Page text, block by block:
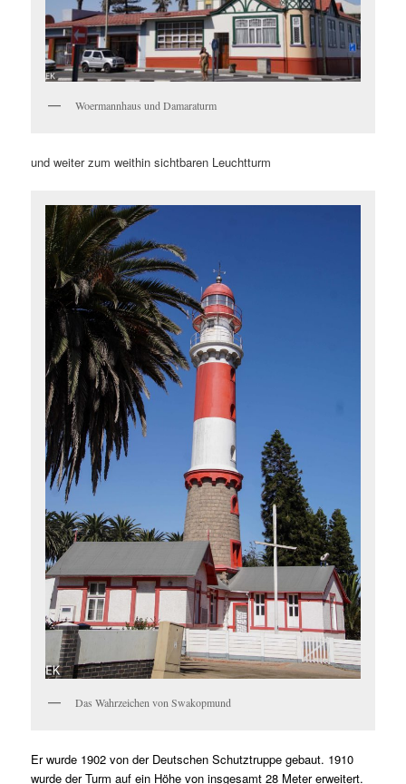
Woermannhaus und Damaraturm
und weiter zum weithin sichtbaren Leuchtturm
Das Wahrzeichen von Swakopmund
Er wurde 1902 von der Deutschen Schutztruppe gebaut. 1910
wurde der Turm auf ein Höhe von insgesamt 28 Meter erweitert.